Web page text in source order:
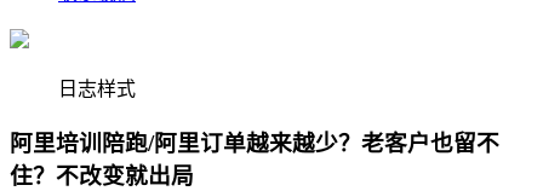
日志样式
阿里培训陪跑/阿里订单越来越少？老客户也留不
住？不改变就出局